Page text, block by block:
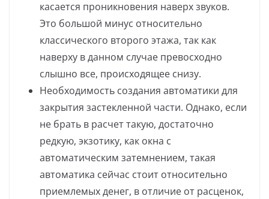
касается проникновения наверх звуков.
Это большой минус относительно
классического второго этажа, так как
наверху в данном случае превосходно
слышно все, происходящее снизу.
Необходимость создания автоматики для
закрытия застекленной части. Однако, если
не брать в расчет такую, достаточно
редкую, экзотику, как окна с
автоматическим затемнением, такая
автоматика сейчас стоит относительно
приемлемых денег, в отличие от расценок,